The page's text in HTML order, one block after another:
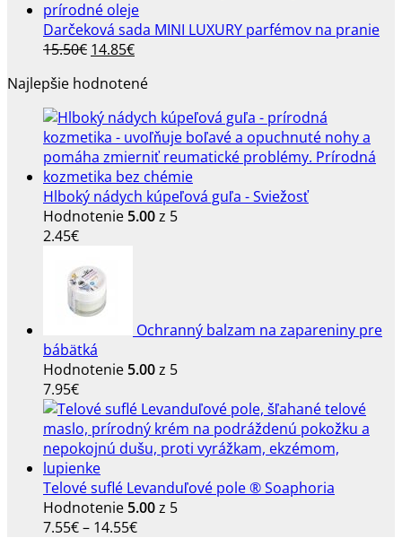
Darčeková sada MINI LUXURY parfémov na pranie
15.50€ Pôvodná
bola:
15.50€.
14.85€Aktuálna
je:
14.85€.
Najlepšie hodnotené
Hlboký nádych kúpeľová guľa - Sviežosť
Hodnotenie 5.00z 5
2.45€
Ochranný balzam na zapareniny pre
bábätká
Hodnotenie 5.00z 5
7.95€
Telové suflé Levanduľové pole ® Soaphoria
Hodnotenie 5.00z 5
7.55€– 14.55€Price